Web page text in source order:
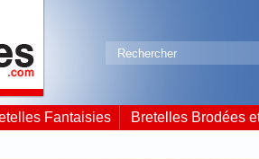
Fantaisies Bretelles Brodées